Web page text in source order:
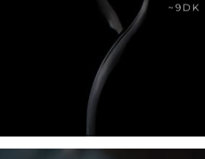
~9DK